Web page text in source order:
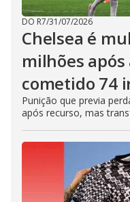
DO R7/31/07/2026
Chelsea é
milhões
cometido 74
Punição que previa
após recurso, mas